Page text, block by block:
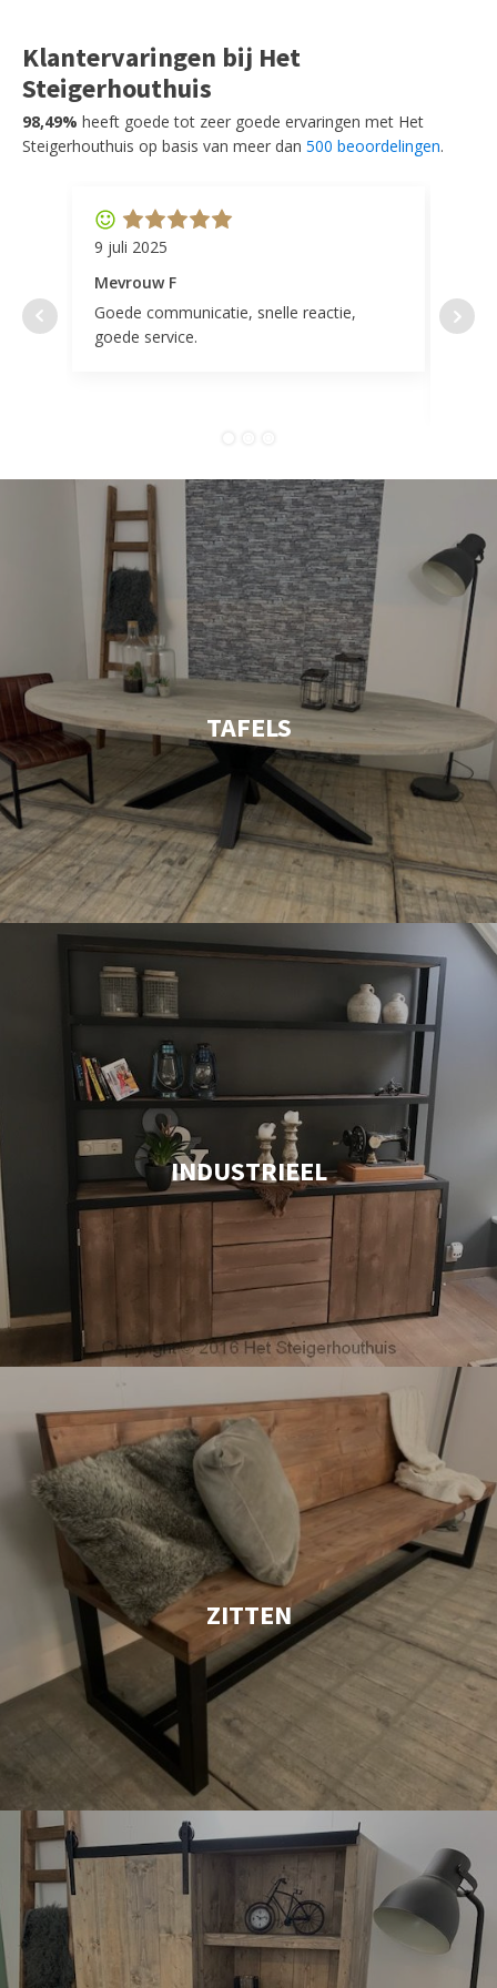
Klantervaringen bij Het
Steigerhouthuis
98,49% heeft goede tot zeer goede ervaringen met Het
Steigerhouthuis op basis van meer dan 500 beoordelingen.
9 juli 2025
Mevrouw F
Goede communicatie, snelle reactie,
goede service.
door
TAFELS
INDUSTRIEEL
ZITTEN